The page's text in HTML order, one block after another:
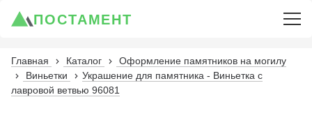
ПОСТАМЕНТ
Главная Каталог
Оформление памятников на могилу
Виньетки
Украшение для памятника - Виньетка с
лавровой ветвью 96081